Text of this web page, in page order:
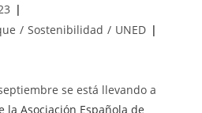
/ Sostenibilidad / UNED
se está llevando a
la Asociación Española de